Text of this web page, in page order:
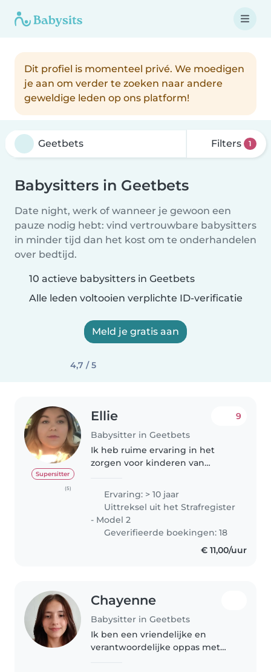
Dit profiel is momenteel privé. We moedigen
je aan om verder te zoeken naar andere
geweldige leden op ons platform!
Filters 1
Babysitters in Geetbets
Date night, werk of wanneer je gewoon een
pauze nodig hebt: vind vertrouwbare babysitters
in minder tijd dan het kost om te onderhandelen
over bedtijd.
10 actieve babysitters in Geetbets
Alle leden voltooien verplichte ID-verificatie
Meld je gratis aan
4,7 / 5
Supersitter
(5)
Ellie
Babysitter in Geetbets
9
Ik heb ruime ervaring in het
zorgen voor kinderen van
baby's tot lagere
schoolkinderen. Tijdens mijn
studie tot Kinderbegeleider die
ik heb afgerond heb..
Ervaring: > 10 jaar
Uittreksel uit het Strafregister
- Model 2
Geverifieerde boekingen: 18
€ 11,00/uur
Chayenne
Babysitter in Geetbets
Ik ben een vriendelijke en
verantwoordelijke oppas met